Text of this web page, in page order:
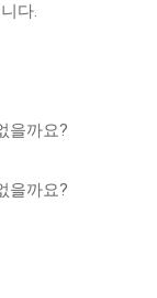
다.
을까요?
을까요?